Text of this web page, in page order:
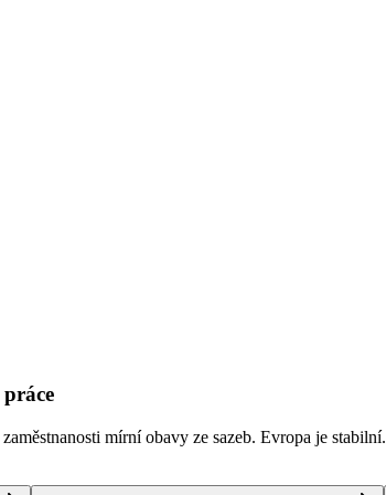
mírní obavy ze sazeb. Evropa je stabilní.